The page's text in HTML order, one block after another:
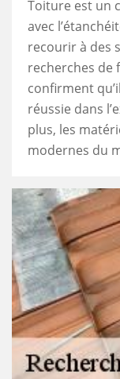
Toiture est un
avec
recourir à des
recherches de
confirment
réussie dans
plus, les
modernes du